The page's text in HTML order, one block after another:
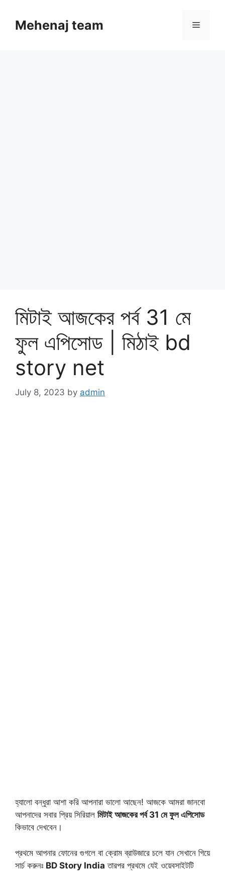
contentMehenaj team Menu
মিটাই আজকের পর্ব 31 মে
ফুল এপিসোড | মিঠাই bd
story net
July 8, 2023 by admin
হ্যালো বন্ধুরা আশা করি আপনারা ভালো আছেন! আজকে আমরা জানবো
আপনাদের সবার প্রিয় সিরিয়াল মিটাই আজকের পর্ব 31 মে ফুল এপিসোড
কিভাবে দেখবেন।
প্রথমে আপনার ফোনের গুগলে বা ক্রোম ব্রাউজারে চলে যান সেখানে গিয়ে
সার্চ করুনঃ BD Story India তারপর প্রথমে যেই ওয়েবসাইটটি